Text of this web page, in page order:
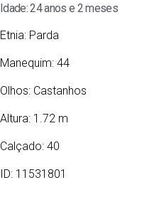
Idade: 24 anos e 2 meses
Etnia: Parda
Manequim: 44
Olhos: Castanhos
Altura: 1.72 m
Calçado: 40
ID: 11531801